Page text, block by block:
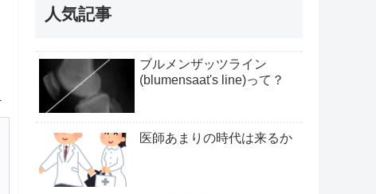
人気記事
ブルメンザッツライン
(blumensaat's line)って？
医師あまりの時代は来るか